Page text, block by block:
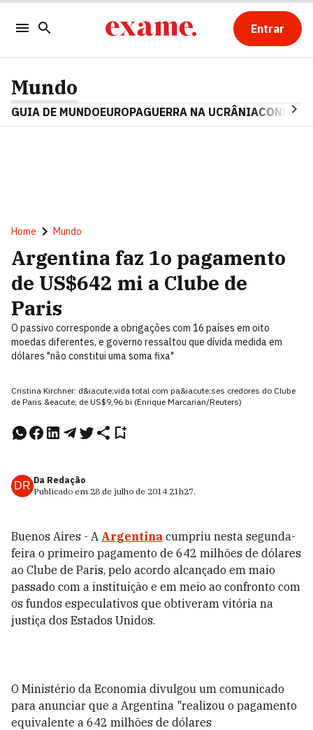
Entrar
Mundo
GUIA DE MUNDOEUROPAGUERRA NA UCRÂNIA
Home Mundo
Argentina faz 1o pagamento
de US$642 mi a Clube de
Paris
O passivo corresponde a obrigações com 16 países em oito
moedas diferentes, e governo ressaltou que dívida medida em
dólares "não constitui uma soma fixa"
Cristina Kirchner: d&iacute;vida total com pa&iacute;ses credores do Clube
de Paris &eacute; de US$9,96 bi (Enrique Marcarian/Reuters)
DR Da Redação
Publicado em 28 de julho de 2014 21h27.
Buenos Aires - A Argentina cumpriu nesta segunda-
feira o primeiro pagamento de 642 milhões de dólares
ao Clube de Paris, pelo acordo alcançado em maio
passado com a instituição e em meio ao confronto com
os fundos especulativos que obtiveram vitória na
justiça dos Estados Unidos.
O Ministério da Economia divulgou um comunicado
para anunciar que a Argentina "realizou o pagamento
equivalente a 642 milhões de dólares